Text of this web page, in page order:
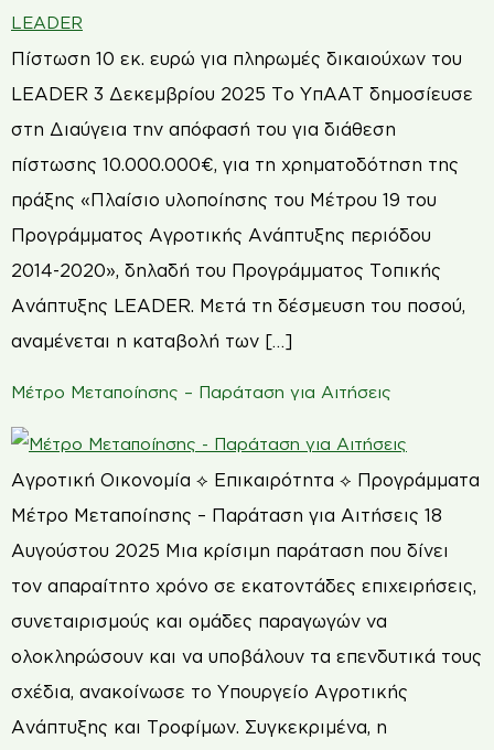
Πίστωση 10 εκ. ευρώ για πληρωμές δικαιούχων του
LEADER 3 Δεκεμβρίου 2025 Το ΥπΑΑΤ δημοσίευσε
στη Διαύγεια την απόφασή του για διάθεση
πίστωσης 10.000.000€, για τη χρηματοδότηση της
πράξης «Πλαίσιο υλοποίησης του Μέτρου 19 του
Προγράμματος Aγροτικής Ανάπτυξης περιόδου
2014-2020», δηλαδή του Προγράμματος Τοπικής
Ανάπτυξης LEADER. Μετά τη δέσμευση του ποσού,
αναμένεται η καταβολή των […]
Μέτρο Μεταποίησης – Παράταση για Αιτήσεις
Αγροτική Οικονομία ⟡ Επικαιρότητα ⟡ Προγράμματα
Μέτρο Μεταποίησης – Παράταση για Αιτήσεις 18
Αυγούστου 2025 Μια κρίσιμη παράταση που δίνει
τον απαραίτητο χρόνο σε εκατοντάδες επιχειρήσεις,
συνεταιρισμούς και ομάδες παραγωγών να
ολοκληρώσουν και να υποβάλουν τα επενδυτικά τους
σχέδια, ανακοίνωσε το Υπουργείο Αγροτικής
Ανάπτυξης και Τροφίμων. Συγκεκριμένα, η